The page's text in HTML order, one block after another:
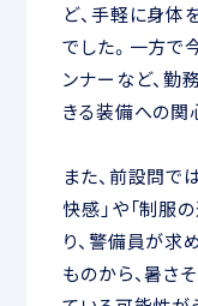
ど、手軽に身体
でした。一方で
ンナーなど、勤
きる装備への関
また、前設問で
快感」や「制服
り、警備員が求
ものから、暑さ